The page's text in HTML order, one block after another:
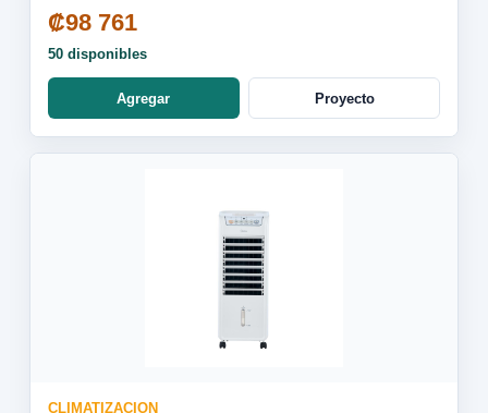
₡98 761
50 disponibles
Agregar Proyecto
CLIMATIZACION